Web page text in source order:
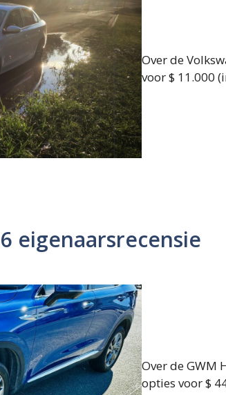
Over de
voor $ 11.000
eigenaarsrecensie
Over de GWM
opties voor $